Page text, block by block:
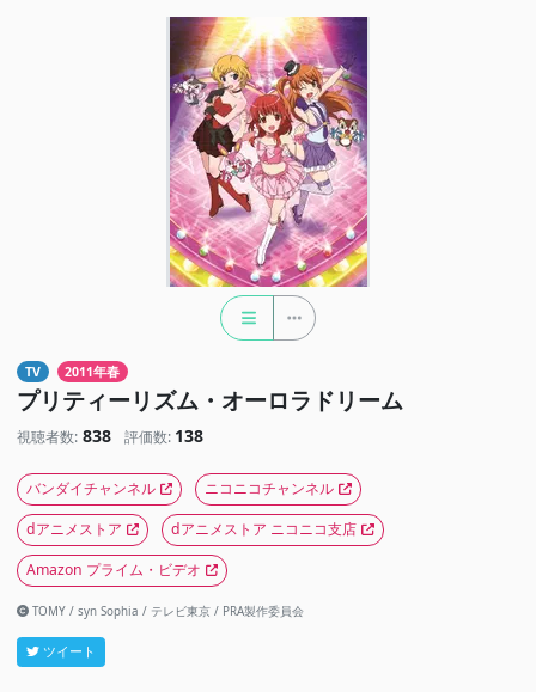
TV 2011年春
プリティーリズム・オーロラドリーム
視聴者数: 838 評価数: 138
バンダイチャンネル
ニコニコチャンネル
dアニメストア
dアニメストア ニコニコ支店
Amazon プライム・ビデオ
TOMY / syn Sophia / テレビ東京 / PRA製作委員会
ツイート